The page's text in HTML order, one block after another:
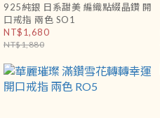
925純銀 日系甜美 編織點綴晶鑽 開
口戒指 兩色 SO1
NT$1,680
NT$1,880